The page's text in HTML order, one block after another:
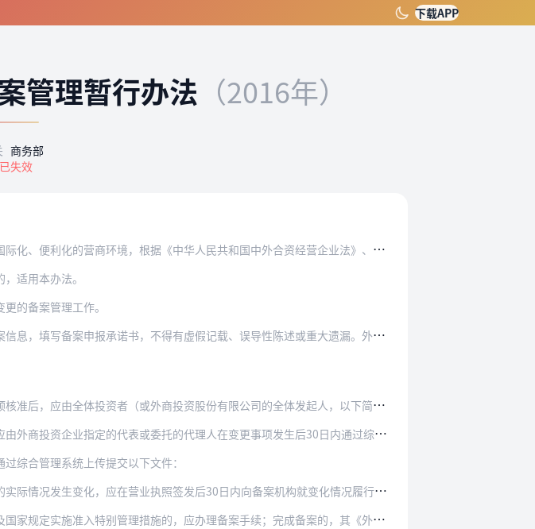
下载APP
管理暂行办法 （2016年）
商务部
已失效
境，根据《中华人民共和国中外合资经营企业法》、《中华人民共和国中外合作经营企业…
适用本办法。
的备案管理工作。
承诺书，不得有虚假记载、误导性陈述或重大遗漏。外商投资企业或其投资者应妥善保存与…
资者（或外商投资股份有限公司的全体发起人，以下简称全体发起人）指定的代表或共同委…
的代表或委托的代理人在变更事项发生后30日内通过综合管理系统在线填报和提交《外商…
综合管理系统上传提交以下文件：
发生变化，应在营业执照签发后30日内向备案机构就变化情况履行变更备案手续。
特别管理措施的，应办理备案手续；完成备案的，其《外商投资企业批准证书》同时失效。